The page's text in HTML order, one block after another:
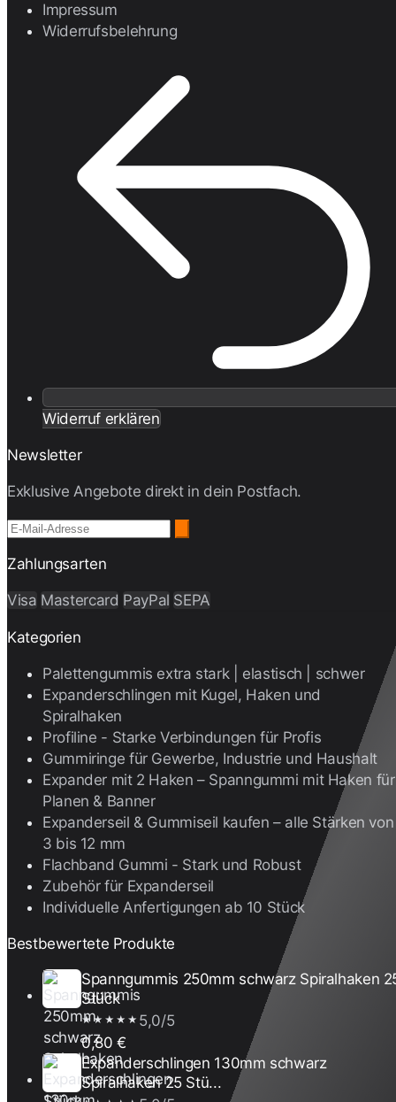
Impressum
Widerrufsbelehrung
Widerruf erklären
Newsletter
Exklusive Angebote direkt in dein Postfach.
Zahlungsarten
Visa Mastercard PayPal SEPA
Kategorien
Palettengummis extra stark | elastisch | schwer
Expanderschlingen mit Kugel, Haken und
Spiralhaken
Profiline - Starke Verbindungen für Profis
Gummiringe für Gewerbe, Industrie und Haushalt
Expander mit 2 Haken – Spanngummi mit Haken für
Planen & Banner
Expanderseil & Gummiseil kaufen – alle Stärken von
3 bis 12 mm
Flachband Gummi - Stark und Robust
Zubehör für Expanderseil
Individuelle Anfertigungen ab 10 Stück
Bestbewertete Produkte
Spanngummis 250mm schwarz Spiralhaken
Stück
★★★★★ 5,0/5
0,80 €
Expanderschlingen 130mm schwarz
Spiralhaken 25 Stü...